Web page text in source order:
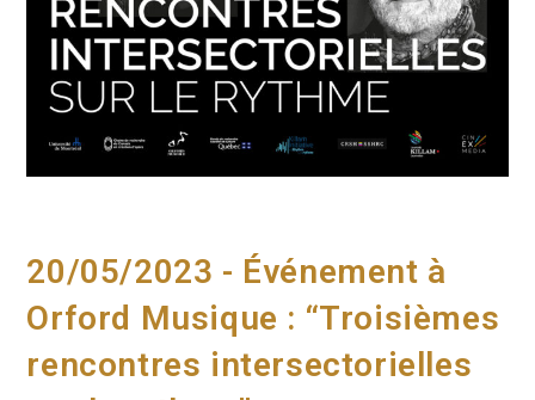
20/05/2023 - Événement à
Orford Musique : “Troisièmes
rencontres intersectorielles